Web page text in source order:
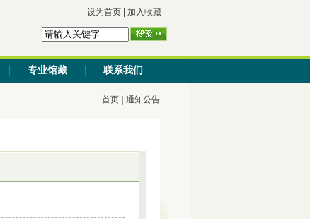
设为首页| 加入收藏
专业馆藏 联系我们
首页 通知公告